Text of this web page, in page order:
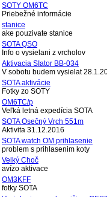
SOTY OM6TC
Priebežné informácie
stanice
ake pouzivate stanice
SOTA QSO
Info o vysielani z vrcholov
Aktivacia SIator BB-034
V sobotu budem vysielat
SOTA aktivácie
Fotky zo SOTY
OM6TC/p
Veľká letná expedícia SOTA
SOTA Osečný Vrch 551m
Aktivita 31.12.2016
SOTA watch OM prihlasenie
problem s prihlasenim koty
Velký Choč
avízo aktivace
OM3KFF
fotky SOTA